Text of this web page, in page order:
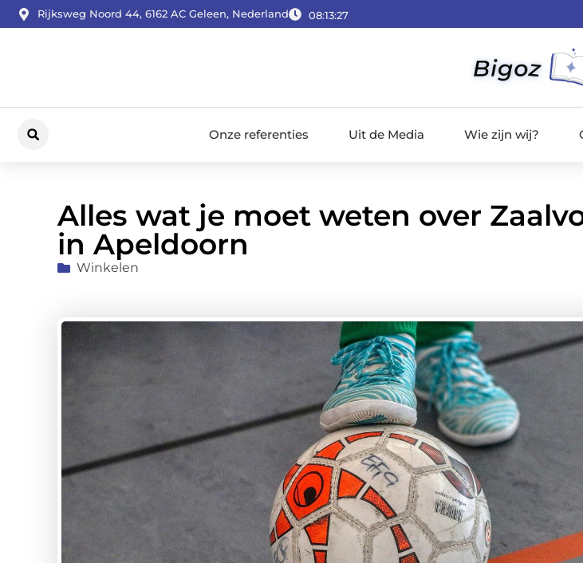
Rijksweg Noord 44, 6162 AC Geleen, Nederland 08:13:28
Onze referenties Uit de Media Wie zijn wij?
Alles wat je moet weten over
in Apeldoorn
Winkelen